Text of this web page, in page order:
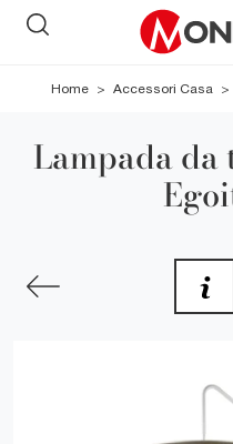
Home > Accessori Casa >
Lampada